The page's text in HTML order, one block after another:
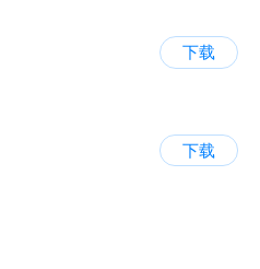
下载
下载